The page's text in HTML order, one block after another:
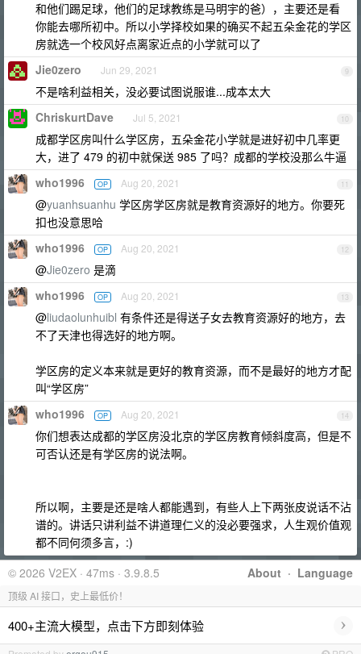
和他们踢足球，他们的足球教练是马明宇的爸），主要还是看
你能去哪所初中。所以小学择校如果的确买不起五朵金花的学区
房就选一个校风好点离家近点的小学就可以了
9
Jie0zero Jun 29, 2021
不是啥利益相关，没必要试图说服谁...成本太大
10
ChriskurtDave Jul 5, 2021
成都学区房叫什么学区房，五朵金花小学就是进好初中几率更
大，进了 479 的初中就保送 985 了吗？成都的学校没那么牛逼
11
who1996 OP Aug 20, 2021
@yuanhsuanhu 学区房学区房就是教育资源好的地方。你要死
扣也没意思哈
12
who1996 OP Aug 20, 2021
@Jie0zero 是滴
13
who1996 OP Aug 20, 2021
@liudaolunhuibl 有条件还是得送子女去教育资源好的地方，去
不了天津也得选好的地方啊。
学区房的定义本来就是更好的教育资源，而不是最好的地方才配
叫“学区房”
14
who1996 OP Aug 20, 2021
你们想表达成都的学区房没北京的学区房教育倾斜度高，但是不
可否认还是有学区房的说法啊。
所以啊，主要是还是啥人都能遇到，有些人上下两张皮说话不沾
谱的。讲话只讲利益不讲道理仁义的没必要强求，人生观价值观
都不同何须多言，:)
About · Language
© 2026 V2EX · 47ms · 3.9.8.5
顶级 AI 接口，史上最低价！
400+主流大模型，点击下方即刻体验 ›